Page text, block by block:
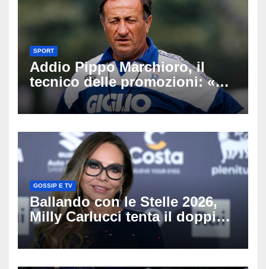
SPORT
Addio Pippo Marchioro, il
tecnico delle promozioni: «Ha
scritto pagine indimenticabili
del nostro calcio»
GOSSIP E TV
Ballando con le Stelle 2026,
Milly Carlucci tenta il doppio
colpo: tra i papabili Ornella
Muti e Monica Guerritore